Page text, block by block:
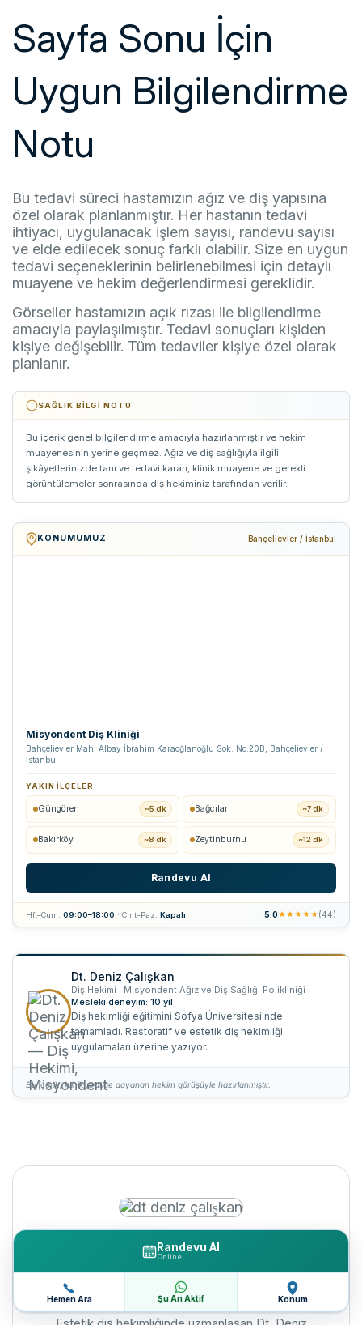
Sayfa Sonu İçin
Uygun Bilgilendirme
Notu
Bu tedavi süreci hastamızın ağız ve diş yapısına
özel olarak planlanmıştır. Her hastanın tedavi
ihtiyacı, uygulanacak işlem sayısı, randevu sayısı
ve elde edilecek sonuç farklı olabilir. Size en uygun
tedavi seçeneklerinin belirlenebilmesi için detaylı
muayene ve hekim değerlendirmesi gereklidir.
Görseller hastamızın açık rızası ile bilgilendirme
amacıyla paylaşılmıştır. Tedavi sonuçları kişiden
kişiye değişebilir. Tüm tedaviler kişiye özel olarak
planlanır.
SAĞLIK BILGI NOTU
Bu içerik genel bilgilendirme amacıyla hazırlanmıştır ve hekim
muayenesinin yerine geçmez. Ağız ve diş sağlığıyla ilgili
şikâyetlerinizde tanı ve tedavi kararı, klinik muayene ve gerekli
görüntülemeler sonrasında diş hekiminiz tarafından verilir.
KONUMUMUZ Bahçelievler / İstanbul
Misyondent Diş Kliniği
Bahçelievler Mah. Albay İbrahim Karaoğlanoğlu Sok. No:20B, Bahçelievler /
İstanbul
YAKIN İLÇELER
Güngören ~5 dk Bağcılar ~7 dk
Bakırköy ~8 dk Zeytinburnu ~12 dk
Randevu Al
Hft–Cum: 09:00–18:00 · Cmt–Paz: Kapalı 5.0 (44)
Dt. Deniz Çalışkan
Diş Hekimi · Misyondent Ağız ve Diş Sağlığı Polikliniği ·
Mesleki deneyim: 10 yıl
Diş hekimliği eğitimini Sofya Üniversitesi'nde
tamamladı. Restoratif ve estetik diş hekimliği
uygulamaları üzerine yazıyor.
Bu içerik, klinik pratiğe dayanan hekim görüşüyle hazırlanmıştır.
Dt. Deniz Çalışkan
Uzman Diş Hekimi
Randevu Al
Online
Hemen Ara Şu An Aktif Konum